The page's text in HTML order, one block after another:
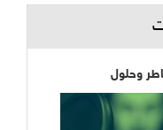
وحلول